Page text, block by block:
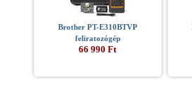
Brother PT-E310BTVP
feliratozógép
66 990 Ft